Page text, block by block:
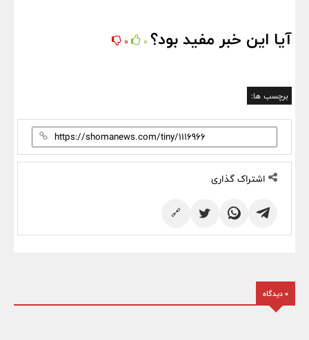
آیا این خبر مفید بود؟ 0
0
برچسب ها:
اشتراک گذاری
🔗
0 دیدگاه